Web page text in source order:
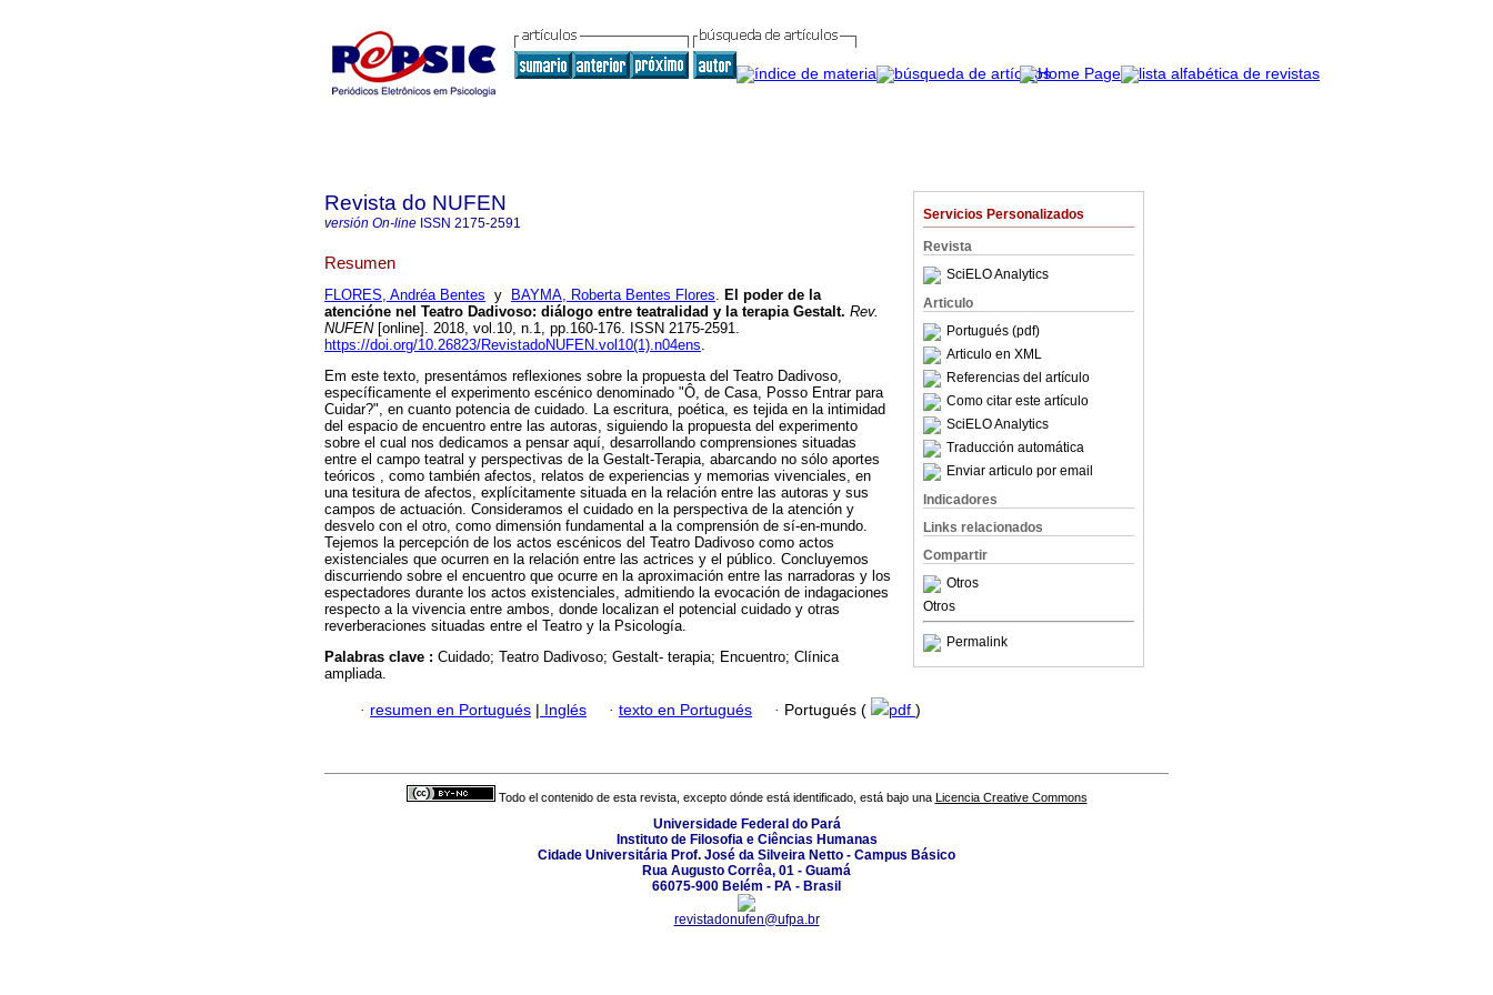
Servicios Personalizados
Revista
SciELO Analytics
Articulo
Portugués (pdf)
Articulo en XML
Referencias del artículo
Como citar este artículo
SciELO Analytics
Traducción automática
Enviar articulo por email
Indicadores
Links relacionados
Compartir
Otros
Otros
Permalink
Revista do NUFEN
versión On-line ISSN 2175-2591
Resumen
FLORES, Andréa Bentes y BAYMA, Roberta Bentes Flores. El poder de la
atencióne nel Teatro Dadivoso: diálogo entre teatralidad y la terapia Gestalt. Rev.
NUFEN[online]. 2018, vol.10, n.1, pp.160-176. ISSN 2175-2591.
https://doi.org/10.26823/RevistadoNUFEN.vol10(1).n04ens.
Em este texto, presentámos reflexiones sobre la propuesta del Teatro Dadivoso,
específicamente el experimento escénico denominado "Ô, de Casa, Posso Entrar para
Cuidar?", en cuanto potencia de cuidado. La escritura, poética, es tejida en la intimidad
del espacio de encuentro entre las autoras, siguiendo la propuesta del experimento
sobre el cual nos dedicamos a pensar aquí, desarrollando comprensiones situadas
entre el campo teatral y perspectivas de la Gestalt-Terapia, abarcando no sólo aportes
teóricos , como también afectos, relatos de experiencias y memorias vivenciales, en
una tesitura de afectos, explícitamente situada en la relación entre las autoras y sus
campos de actuación. Consideramos el cuidado en la perspectiva de la atención y
desvelo con el otro, como dimensión fundamental a la comprensión de sí-en-mundo.
Tejemos la percepción de los actos escénicos del Teatro Dadivoso como actos
existenciales que ocurren en la relación entre las actrices y el público. Concluyemos
discurriendo sobre el encuentro que ocurre en la aproximación entre las narradoras y los
espectadores durante los actos existenciales, admitiendo la evocación de indagaciones
respecto a la vivencia entre ambos, donde localizan el potencial cuidado y otras
reverberaciones situadas entre el Teatro y la Psicología.
Palabras clave : Cuidado; Teatro Dadivoso; Gestalt- terapia; Encuentro; Clínica
ampliada.
· resumen en Portugués | Inglés · texto en Portugués · Portugués ( pdf )
Todo el contenido de esta revista, excepto dónde está identificado, está bajo una Licencia Creative Commons
Universidade Federal do Pará
Instituto de Filosofia e Ciências Humanas
Cidade Universitária Prof. José da Silveira Netto - Campus Básico
Rua Augusto Corrêa, 01 - Guamá
66075-900 Belém - PA - Brasil
revistadonufen@ufpa.br